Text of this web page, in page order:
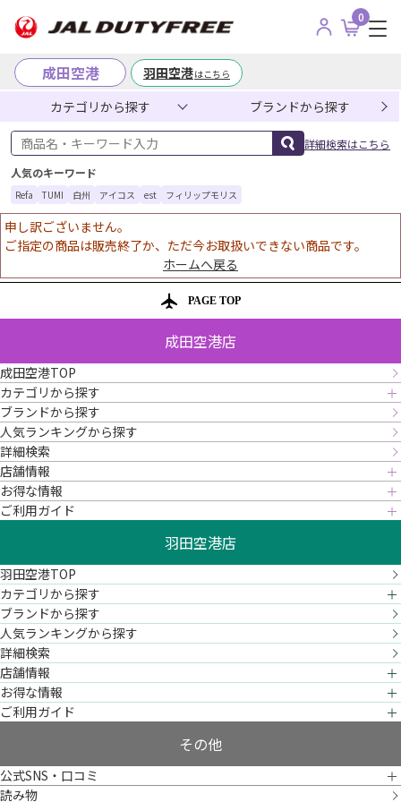
0
成田空港 羽田空港はこちら
カテゴリから探す ブランドから探す
商品名・キーワード入力
詳細検索はこちら
人気のキーワード
Refa TUMI 白州 アイコス est フィリップモリス
申し訳ございません。
ご指定の商品は販売終了か、ただ今お取扱いできない商品です。
ホームへ戻る
PAGE TOP
成田空港店
成田空港TOP
カテゴリから探す
ブランドから探す
人気ランキングから探す
詳細検索
店舗情報
お得な情報
ご利用ガイド
羽田空港店
羽田空港TOP
カテゴリから探す
ブランドから探す
人気ランキングから探す
詳細検索
店舗情報
お得な情報
ご利用ガイド
その他
公式SNS・口コミ
読み物